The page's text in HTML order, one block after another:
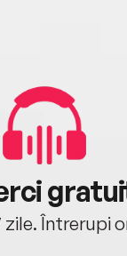
zile. Întrerupi